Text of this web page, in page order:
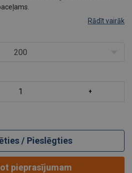
Rādīt vairāk
200
/ Pieslēgties
pieprasījumam